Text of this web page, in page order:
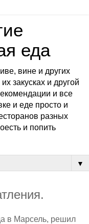
еда
вине и других
закусках и другой
и все
и еде просто и
разных
и попить
▼
в Марсель, решил